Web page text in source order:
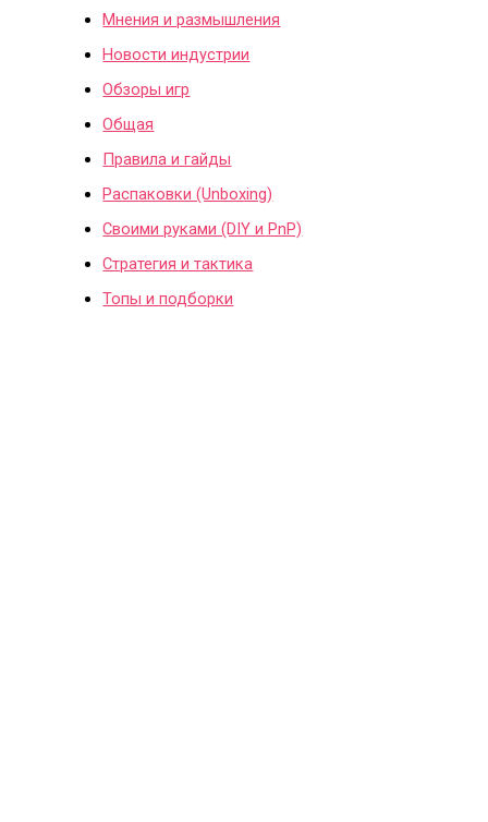
Мнения и размышления
Новости индустрии
Обзоры игр
Общая
Правила и гайды
Распаковки (Unboxing)
Своими руками (DIY и PnP)
Стратегия и тактика
Топы и подборки